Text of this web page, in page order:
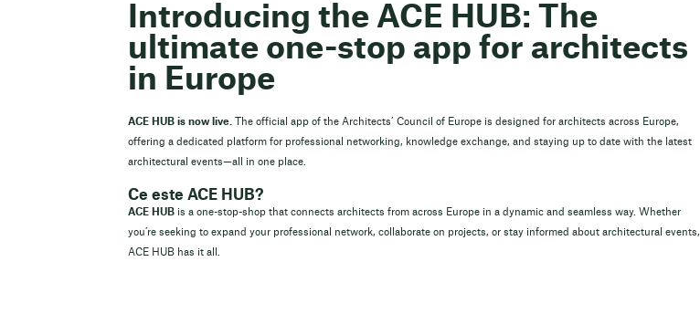
Introducing the ACE HUB: The
ultimate one-stop app for architects
in Europe
ACE HUB is now live. The official app of the Architects’ Council of Europe is designed for architects across Europe,
offering a dedicated platform for professional networking, knowledge exchange, and staying up to date with the latest
architectural events—all in one place.
Ce este ACE HUB?
ACE HUB is a one-stop-shop that connects architects from across Europe in a dynamic and seamless way. Whether
you’re seeking to expand your professional network, collaborate on projects, or stay informed about architectural events,
ACE HUB has it all.